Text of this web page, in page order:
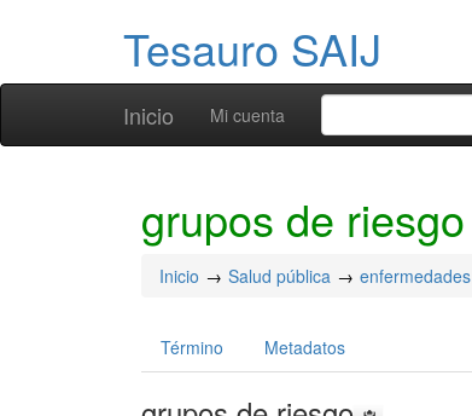
Tesauro SAIJ
Inicio Mi cuenta
grupos de riesgo
Inicio Salud pública enfermedades
Término Metadatos